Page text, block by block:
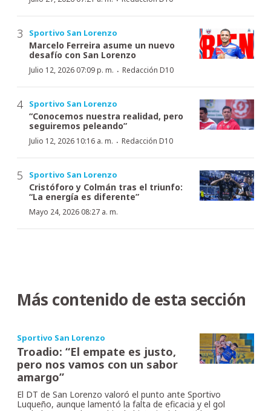
Sportivo San Lorenzo
Marcelo Ferreira asume un nuevo
desafío con San Lorenzo
Julio 12, 2026 07:09 p. m. · Redacción D10
Sportivo San Lorenzo
“Conocemos nuestra realidad, pero
seguiremos peleando”
Julio 12, 2026 10:16 a. m. · Redacción D10
Sportivo San Lorenzo
Cristóforo y Colmán tras el triunfo:
“La energía es diferente”
Mayo 24, 2026 08:27 a. m.
Más contenido de esta sección
Sportivo San Lorenzo
Troadio: “El empate es justo,
pero nos vamos con un sabor
amargo”
El DT de San Lorenzo valoró el punto ante Sportivo
Luqueño, aunque lamentó la falta de eficacia y el gol